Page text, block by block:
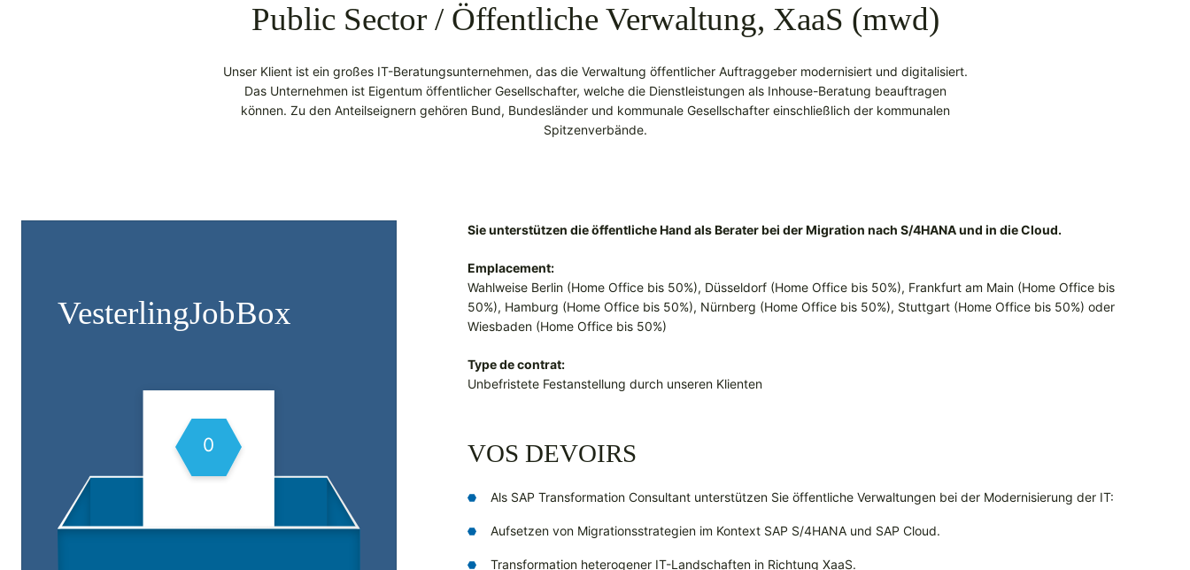
Public Sector / Öffentliche Verwaltung, XaaS (mwd)
Unser Klient ist ein großes IT-Beratungsunternehmen, das die Verwaltung öffentlicher Auftraggeber modernisiert und digitalisiert.
Das Unternehmen ist Eigentum öffentlicher Gesellschafter, welche die Dienstleistungen als Inhouse-Beratung beauftragen
können. Zu den Anteilseignern gehören Bund, Bundesländer und kommunale Gesellschafter einschließlich der kommunalen
Spitzenverbände.
Vesterling­JobBox
0
Sie unterstützen die öffentliche Hand als Berater bei der Migration nach S/4HANA und in die Cloud.
Emplacement:
Wahlweise Berlin (Home Office bis 50%), Düsseldorf (Home Office bis 50%), Frankfurt am Main (Home Office bis
50%), Hamburg (Home Office bis 50%), Nürnberg (Home Office bis 50%), Stuttgart (Home Office bis 50%) oder
Wiesbaden (Home Office bis 50%)
Type de contrat:
Unbefristete Festanstellung durch unseren Klienten
VOS DEVOIRS
Als SAP Transformation Consultant unterstützen Sie öffentliche Verwaltungen bei der Modernisierung der IT:
Aufsetzen von Migrationsstrategien im Kontext SAP S/4HANA und SAP Cloud.
Transformation heterogener IT-Landschaften in Richtung XaaS.